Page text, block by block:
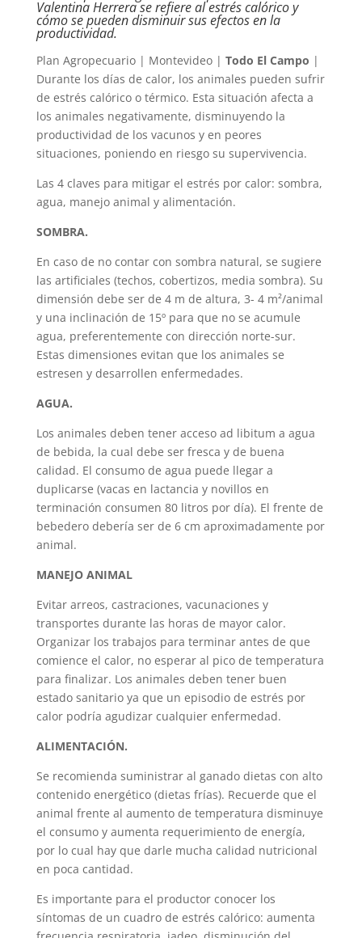
Valentina Herrera se refiere al estrés calórico y
cómo se pueden disminuir sus efectos en la
productividad.
Plan Agropecuario | Montevideo | Todo El Campo |
Durante los días de calor, los animales pueden sufrir
de estrés calórico o térmico. Esta situación afecta a
los animales negativamente, disminuyendo la
productividad de los vacunos y en peores
situaciones, poniendo en riesgo su supervivencia.
Las 4 claves para mitigar el estrés por calor: sombra,
agua, manejo animal y alimentación.
SOMBRA.
En caso de no contar con sombra natural, se sugiere
las artificiales (techos, cobertizos, media sombra). Su
dimensión debe ser de 4 m de altura, 3- 4 m²/animal
y una inclinación de 15º para que no se acumule
agua, preferentemente con dirección norte-sur.
Estas dimensiones evitan que los animales se
estresen y desarrollen enfermedades.
AGUA.
Los animales deben tener acceso ad libitum a agua
de bebida, la cual debe ser fresca y de buena
calidad. El consumo de agua puede llegar a
duplicarse (vacas en lactancia y novillos en
terminación consumen 80 litros por día). El frente de
bebedero debería ser de 6 cm aproximadamente por
animal.
MANEJO ANIMAL
Evitar arreos, castraciones, vacunaciones y
transportes durante las horas de mayor calor.
Organizar los trabajos para terminar antes de que
comience el calor, no esperar al pico de temperatura
para finalizar. Los animales deben tener buen
estado sanitario ya que un episodio de estrés por
calor podría agudizar cualquier enfermedad.
ALIMENTACIÓN.
Se recomienda suministrar al ganado dietas con alto
contenido energético (dietas frías). Recuerde que el
animal frente al aumento de temperatura disminuye
el consumo y aumenta requerimiento de energía,
por lo cual hay que darle mucha calidad nutricional
en poca cantidad.
Es importante para el productor conocer los
síntomas de un cuadro de estrés calórico: aumenta